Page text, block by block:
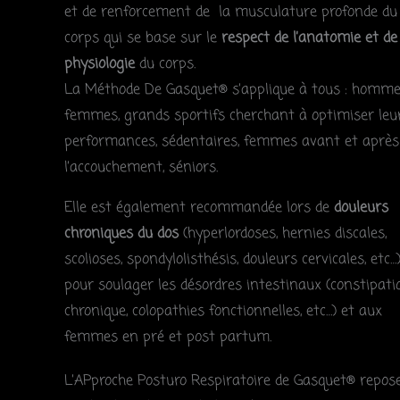
et de renforcement de la musculature profonde du
corps qui se base sur le respect de l’anatomie et
physiologiedu corps.
La Méthode De Gasquet® s’applique à tous :
femmes, grands sportifs cherchant à optimiser
performances, sédentaires, femmes avant et après
l’accouchement, séniors.
Elle est également recommandée lors de douleurs
chroniques du dos(hyperlordoses, hernies discales,
scolioses, spondylolisthésis, douleurs cervicales,
pour soulager les désordres intestinaux
chronique, colopathies fonctionnelles, etc…) et aux
femmes en pré et post partum.
L’APproche Posturo Respiratoire de Gasquet®